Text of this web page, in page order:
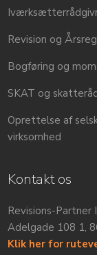
Revision og
Bogføring og
SKAT og
Oprettelse af
virksomhed​
Kontakt os
Revisions-Partner
​​Adelgade 108 1,
Klik her for